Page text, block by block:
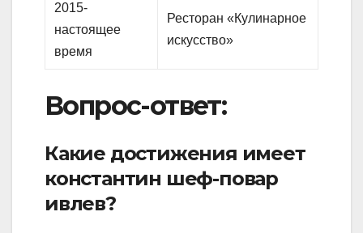
2015-
настоящее
время
Ресторан «Кулинарное
искусство»
Вопрос-ответ:
Какие достижения имеет
константин шеф-повар
ивлев?